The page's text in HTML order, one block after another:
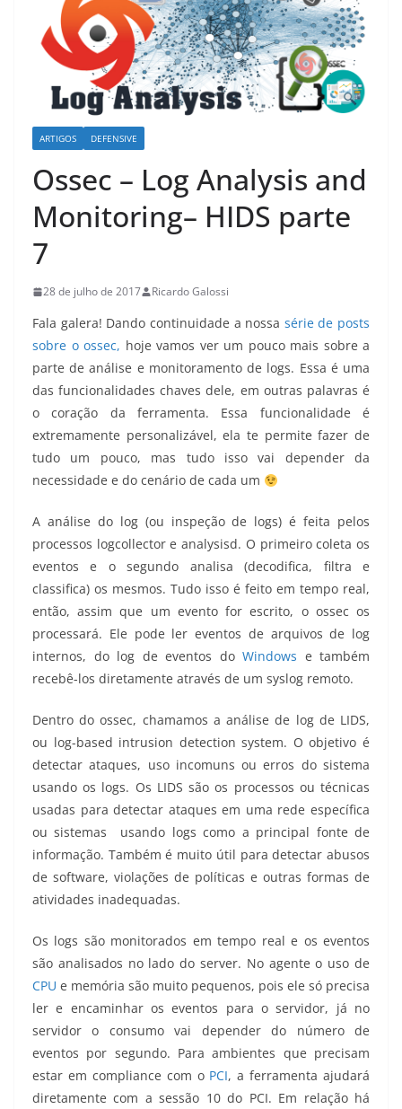
ARTIGOS DEFENSIVE
Ossec – Log Analysis and
Monitoring– HIDS parte
7
28 de julho de 2017 Ricardo Galossi
Fala galera! Dando continuidade a nossa série de posts
sobre o ossec, hoje vamos ver um pouco mais sobre a
parte de análise e monitoramento de logs. Essa é uma
das funcionalidades chaves dele, em outras palavras é
o coração da ferramenta. Essa funcionalidade é
extremamente personalizável, ela te permite fazer de
tudo um pouco, mas tudo isso vai depender da
necessidade e do cenário de cada um
A análise do log (ou inspeção de logs) é feita pelos
processos logcollector e analysisd. O primeiro coleta os
eventos e o segundo analisa (decodifica, filtra e
classifica) os mesmos. Tudo isso é feito em tempo real,
então, assim que um evento for escrito, o ossec os
processará. Ele pode ler eventos de arquivos de log
internos, do log de eventos do Windows e também
recebê-los diretamente através de um syslog remoto.
Dentro do ossec, chamamos a análise de log de LIDS,
ou log-based intrusion detection system. O objetivo é
detectar ataques, uso incomuns ou erros do sistema
usando os logs. Os LIDS são os processos ou técnicas
usadas para detectar ataques em uma rede específica
ou sistemas usando logs como a principal fonte de
informação. Também é muito útil para detectar abusos
de software, violações de políticas e outras formas de
atividades inadequadas.
Os logs são monitorados em tempo real e os eventos
são analisados no lado do server. No agente o uso de
CPU e memória são muito pequenos, pois ele só precisa
ler e encaminhar os eventos para o servidor, já no
servidor o consumo vai depender do número de
eventos por segundo. Para ambientes que precisam
estar em compliance com o PCI, a ferramenta ajudará
diretamente com a sessão 10 do PCI. Em relação há